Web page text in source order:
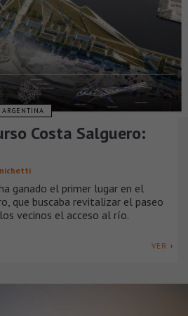
ARGENTINA
Costa Salguero:
ganado el primer lugar en el
que buscaba revitalizar el paseo
vecinos el acceso al río.
VER +